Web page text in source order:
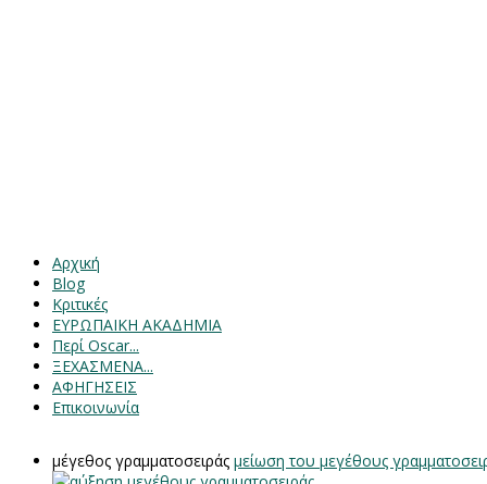
Αρχική
Blog
Κριτικές
ΕΥΡΩΠΑΙΚΗ ΑΚΑΔΗΜΙΑ
Περί Oscar...
ΞΕΧΑΣΜΕΝΑ...
ΑΦΗΓΗΣΕΙΣ
Επικοινωνία
μέγεθος γραμματοσειράς μείωση του μεγέθους